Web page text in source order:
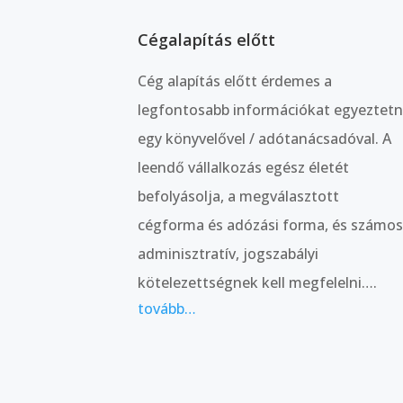
Cégalapítás előtt
Cég alapítás előtt érdemes a
legfontosabb információkat
egy könyvelővel / adótanácsadóval. A
leendő vállalkozás egész életét
befolyásolja, a megválasztott
cégforma és adózási forma, és számos
adminisztratív, jogszabályi
kötelezettségnek kell megfelelni….
tovább…